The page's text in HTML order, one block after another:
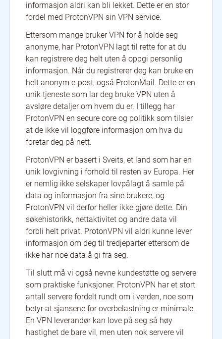
informasjon aldri kan bli lekket. Dette er en stor
fordel med ProtonVPN sin VPN service.
Ettersom mange bruker VPN for å holde seg
anonyme, har ProtonVPN lagt til rette for at du
kan registrere deg helt uten å oppgi personlig
informasjon. Når du registrerer deg kan bruke en
helt anonym e-post, også ProtonMail. Dette er en
unik tjeneste som lar deg bruke VPN uten å
avsløre detaljer om hvem du er. I tillegg har
ProtonVPN en secure core og politikk som tilsier
at de ikke vil loggføre informasjon om hva du
foretar deg på nett.
ProtonVPN er basert i Sveits, et land som har en
unik lovgivning i forhold til resten av Europa. Her
er nemlig ikke selskaper lovpålagt å samle på
data og informasjon fra sine brukere, og
ProtonVPN vil derfor heller ikke gjøre dette. Din
søkehistorikk, nettaktivitet og andre data vil
forbli helt privat. ProtonVPN vil aldri kunne lever
informasjon om deg til tredjeparter ettersom de
ikke har noe data å gi fra seg.
Til slutt må vi også nevne kundestøtte og servere
som praktiske funksjoner. ProtonVPN har et stort
antall servere fordelt rundt om i verden, noe som
betyr at sjansene for overbelastning er minimale.
En VPN leverandør kan love på seg så høy
hastighet de bare vil, men uten nok servere vil